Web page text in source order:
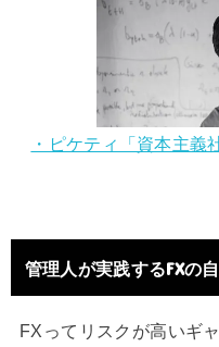
・ピケティ「資本主義
管理人が実践するFXの
FXってリスクが高いギ